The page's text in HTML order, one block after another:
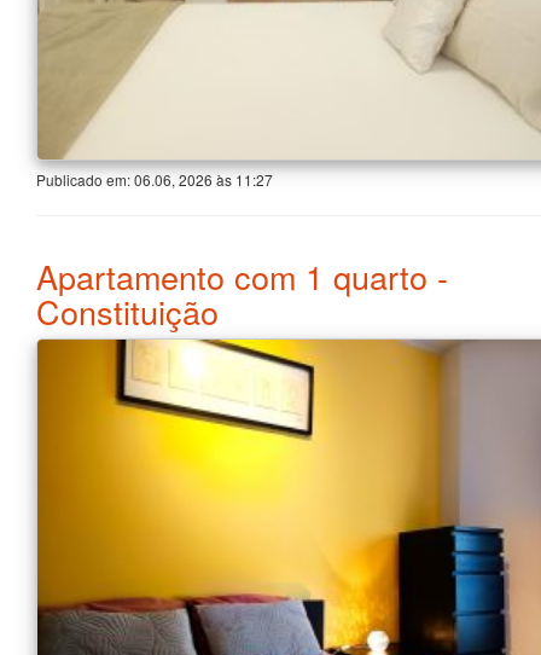
Publicado em:06.06, 2026 às 11:27
Apartamento com 1 quarto -
Constituição